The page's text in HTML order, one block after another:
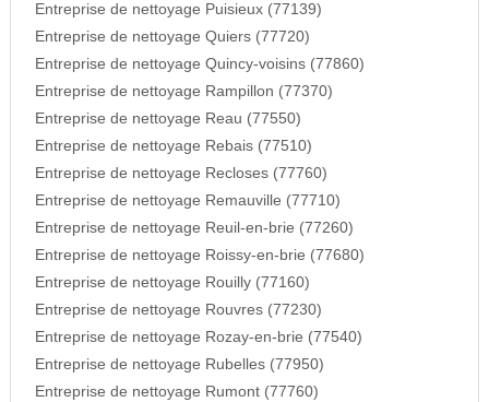
Entreprise de nettoyage Puisieux (77139)
Entreprise de nettoyage Quiers (77720)
Entreprise de nettoyage Quincy-voisins (77860)
Entreprise de nettoyage Rampillon (77370)
Entreprise de nettoyage Reau (77550)
Entreprise de nettoyage Rebais (77510)
Entreprise de nettoyage Recloses (77760)
Entreprise de nettoyage Remauville (77710)
Entreprise de nettoyage Reuil-en-brie (77260)
Entreprise de nettoyage Roissy-en-brie (77680)
Entreprise de nettoyage Rouilly (77160)
Entreprise de nettoyage Rouvres (77230)
Entreprise de nettoyage Rozay-en-brie (77540)
Entreprise de nettoyage Rubelles (77950)
Entreprise de nettoyage Rumont (77760)